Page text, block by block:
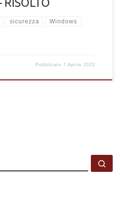
sicurezza Windows
Pubblicato7 Aprile 2022